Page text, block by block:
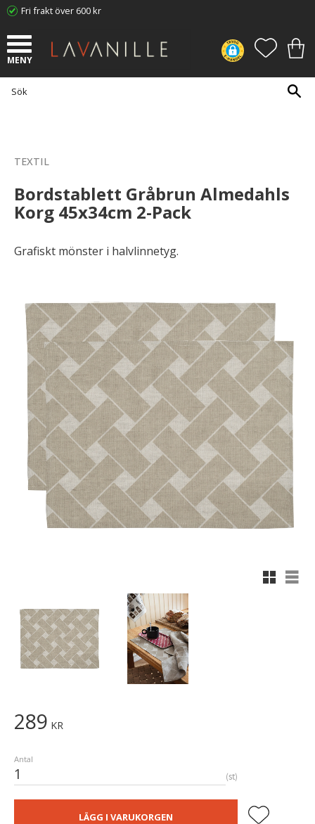
Fri frakt över 600 kr
TEXTIL
Bordstablett Gråbrun Almedahls
Korg 45x34cm 2-Pack
Grafiskt mönster i halvlinnetyg.
289 KR
Antal
st
LÄGG I VARUKORGEN Lägg till i